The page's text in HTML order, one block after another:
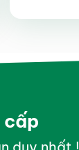
cấp